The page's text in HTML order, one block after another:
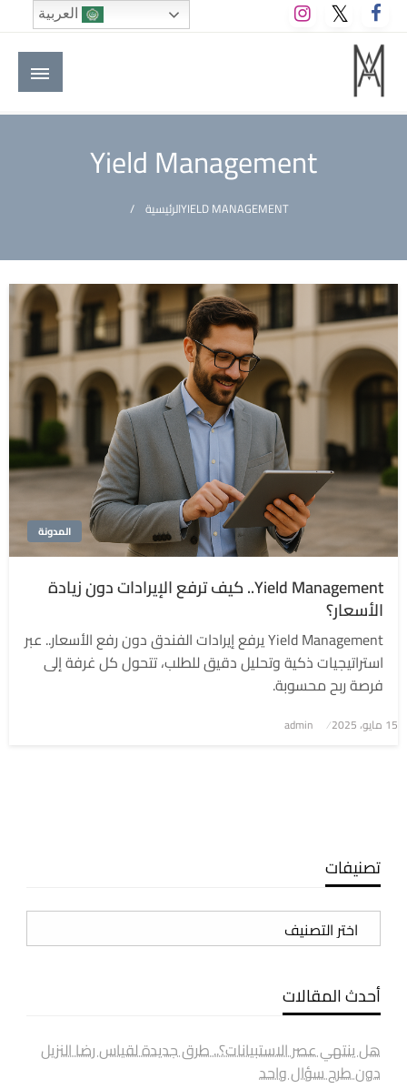
التخطي
إلى
المحتوى
M A hotels | إم ايه هوتيلز
الموقع الأول للعاملين في الفنادق في العالم العربي
Yield Management
الرئيسيةYIELD MANAGEMENT
المدونة
Yield Management.. كيف ترفع الإيرادات دون زيادة
الأسعار؟
Yield Management يرفع إيرادات الفندق دون رفع الأسعار.. عبر
استراتيجيات ذكية وتحليل دقيق للطلب، تتحول كل غرفة إلى
فرصة ربح محسوبة.
نُشر
15 مايو، 2025 admin
تصنيفات
تصنيفات
أحدث المقالات
هل ينتهي عصر الاستبيانات؟.. طرق جديدة لقياس رضا النزيل
دون طرح سؤال واحد
العربية